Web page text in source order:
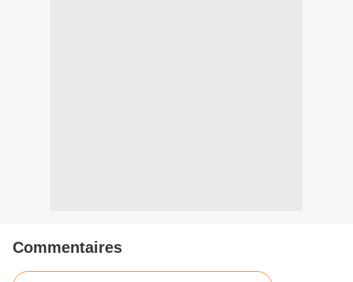
Commentaires